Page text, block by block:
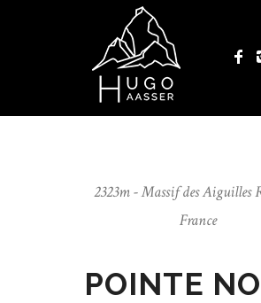
2323m - Massif des Aiguilles
France
POINTE